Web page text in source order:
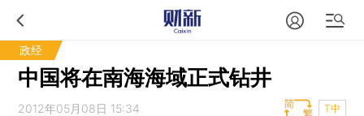
政经
中国将在南海海域正式钻井
2012年05月08日 15:34 T中